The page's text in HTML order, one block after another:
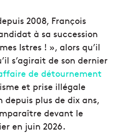
2008, François
à sa succession
Istres ! », alors qu’il
s’agirait de son dernier
de détournement
et prise illégale
plus de dix ans,
devant le
en juin 2026.